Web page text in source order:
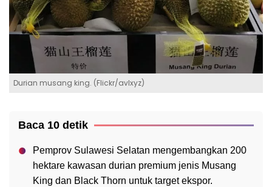
Durian musang king. (Flickr/avlxyz)
Baca 10 detik
Pemprov Sulawesi Selatan mengembangkan 200
hektare kawasan durian premium jenis Musang
King dan Black Thorn untuk target ekspor.